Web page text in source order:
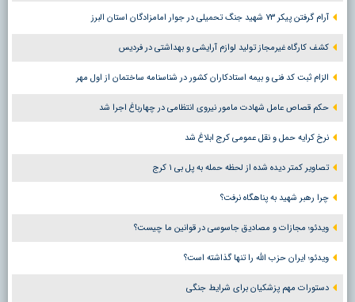
آرام گرفتن پیکر ۷۳ شهید جنگ تحمیلی در جوار امامزادگان استان البرز
کشف کارگاه غیرمجاز تولید لوازم آرایشی و بهداشتی در فردیس
الزام ثبت کد فنی و بیمه استادکاران کشور در شناسنامه ساختمان از اول مهر
حکم قصاص عامل شهادت مامور نیروی انتظامی در چهارباغ اجرا شد
نرخ کرایه حمل و نقل عمومی کرج ابلاغ شد
تصاویر کمتر دیده شده از لحظه حمله به پل بی ۱ کرج
چرا رهبر شهید به پناهگاه نرفت؟
ویدئو؛ مجازات و مصادیق جاسوسی در قوانین ما چیست؟
ویدئو؛ ایران حزب الله را تنها گذاشته است؟
دستورات مهم پزشکیان برای شرایط جنگی